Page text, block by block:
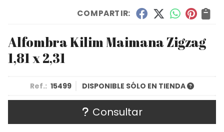
COMPARTIR:
Alfombra Kilim Maimana Zigzag
1,81 x 2,31
Ref.: 15499 DISPONIBLE SÓLO EN TIENDA
Consultar